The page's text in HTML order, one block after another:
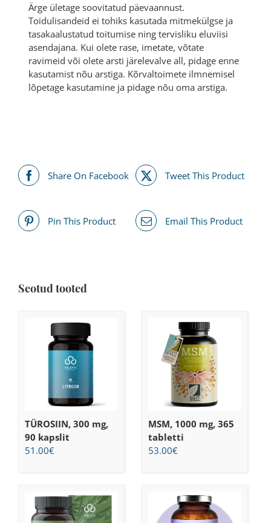
Ärge ületage soovitatud päevaannust.
Toidulisandeid ei tohiks kasutada mitmekülgse ja
tasakaalustatud toitumise ning tervisliku eluviisi
asendajana. Kui olete rase, imetate, võtate
ravimeid või olete arsti järelevalve all, pidage enne
kasutamist nõu arstiga. Kõrvaltoimete ilmnemisel
lõpetage kasutamine ja pidage nõu oma arstiga.
Share On Facebook Tweet This Product
Pin This Product Email This Product
Seotud tooted
TÜROSIIN, 300 mg,
90 kapslit
51.00€
MSM, 1000 mg, 365
tabletti
53.00€